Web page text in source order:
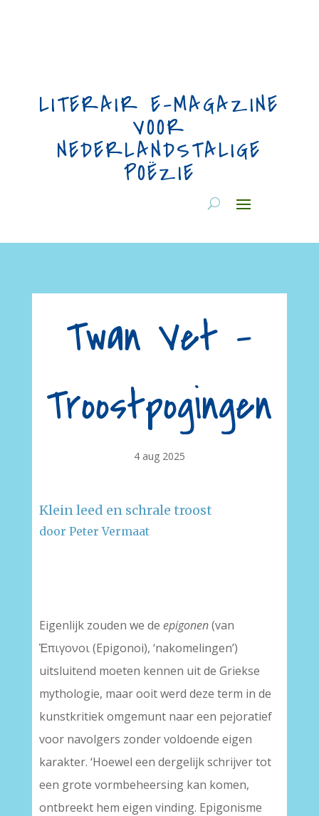
LITERAIR E-MAGAZINE
VOOR
NEDERLANDSTALIGE
POËZIE
Twan Vet –
Troostpogingen
4 aug 2025
Klein leed en schrale troost
door Peter Vermaat
Eigenlijk zouden we de epigonen(van
Ἐπιγονοι (Epigonoi), ‘nakomelingen’)
uitsluitend moeten kennen uit de Griekse
mythologie, maar ooit werd deze term in de
kunstkritiek omgemunt naar een pejoratief
voor navolgers zonder voldoende eigen
karakter. ‘Hoewel een dergelijk schrijver tot
een grote vormbeheersing kan komen,
ontbreekt hem eigen vinding. Epigonisme